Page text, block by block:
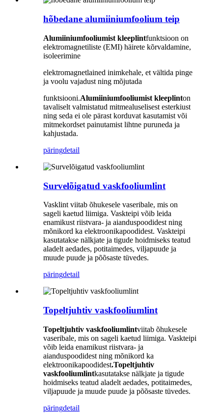
hõbedane alumiiniumfoolium teip
Alumiiniumfooliumist kleeplintfunktsioon on
elektromagnetiliste (EMI) häirete kõrvaldamine,
isoleerimine
elektromagnetlained inimkehale, et vältida pinge
ja voolu vajadust ning mõjutada
funktsiooni.Alumiiniumfooliumist kleeplinton
tavaliselt valmistatud mitmealuselisest esterkiust
ning seda ei ole pärast korduvat kasutamist või
mitmekordset painutamist lihtne puruneda ja
kahjustada.
päringdetail
Survelõigatud vaskfooliumlint
Vasklint viitab õhukesele vaseribale, mis on
sageli kaetud liimiga. Vaskteipi võib leida
enamikust riistvara- ja aianduspoodidest ning
mõnikord ka elektroonikapoodidest. Vaskteipi
kasutatakse nälkjate ja tigude hoidmiseks teatud
aladelt aedades, potitaimedes, viljapuude ja
muude puude ja põõsaste tüvedes.
päringdetail
Topeltjuhtiv vaskfooliumlint
Topeltjuhtiv vaskfooliumlintviitab õhukesele
vaseribale, mis on sageli kaetud liimiga. Vaskteipi
võib leida enamikust riistvara- ja
aianduspoodidest ning mõnikord ka
elektroonikapoodidest.Topeltjuhtiv
vaskfooliumlintkasutatakse nälkjate ja tigude
hoidmiseks teatud aladelt aedades, potitaimedes,
viljapuude ja muude puude ja põõsaste tüvedes.
päringdetail